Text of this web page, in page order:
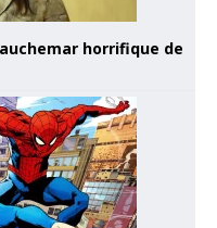
horrifique de